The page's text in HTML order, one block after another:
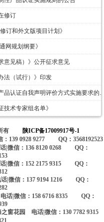
修订
订和外文版项目计划》
网规划纲要》
意见稿）》公开征求意见
法（试行）》印发
国家认监委发布相关标准修订时强制性产品认证自我
技术专家组名单》
所有
陕ICP备17009917号-1
139 0928 9277 QQ：3568192523
|微信：136 8120 0268 QQ：
信：152 2175 9315 QQ：
信：137 9194 1216 QQ：
电话|微信：158 6716 8335 QQ：
窗花园 电话|微信：130 7782 9315